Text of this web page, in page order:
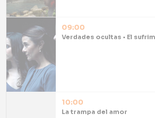
09:00
10:00
La trampa del amor